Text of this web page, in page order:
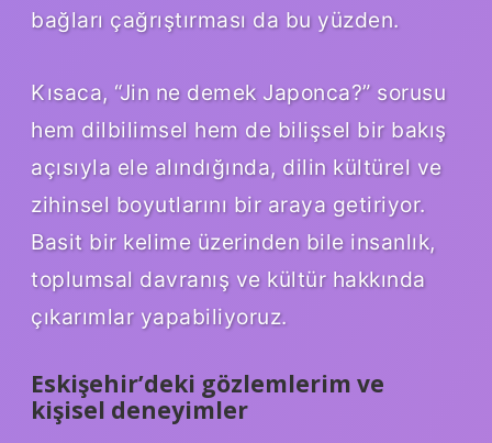
bağları çağrıştırması da bu yüzden.
Kısaca, “Jin ne demek Japonca?” sorusu
hem dilbilimsel hem de bilişsel bir bakış
açısıyla ele alındığında, dilin kültürel ve
zihinsel boyutlarını bir araya getiriyor.
Basit bir kelime üzerinden bile insanlık,
toplumsal davranış ve kültür hakkında
çıkarımlar yapabiliyoruz.
Eskişehir’deki gözlemlerim ve
kişisel deneyimler